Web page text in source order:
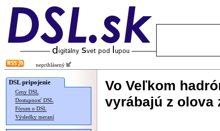
neprihlásený
DSL pripojenie
Ceny DSL
Dostupnosť DSL
Fórum o DSL
Výsledky meraní
Vo Veľkom
vyrábajú z olova